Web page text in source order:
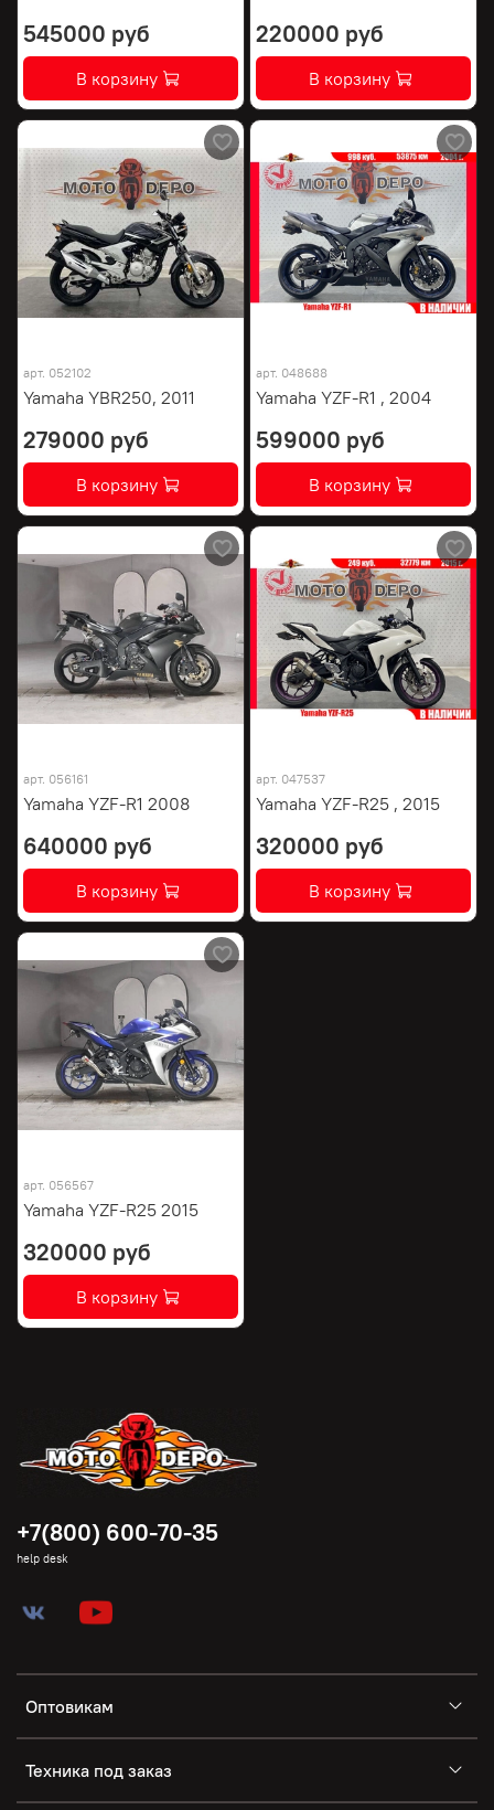
545000 руб
В корзину
220000 руб
В корзину
арт. 052102
Yamaha YBR250, 2011
279000 руб
В корзину
арт. 048688
Yamaha YZF-R1 , 2004
599000 руб
В корзину
арт. 056161
Yamaha YZF-R1 2008
640000 руб
В корзину
арт. 047537
Yamaha YZF-R25 , 2015
320000 руб
В корзину
арт. 056567
Yamaha YZF-R25 2015
320000 руб
В корзину
Оптовикам
Техника под заказ
+7(800) 600-70-35
help desk